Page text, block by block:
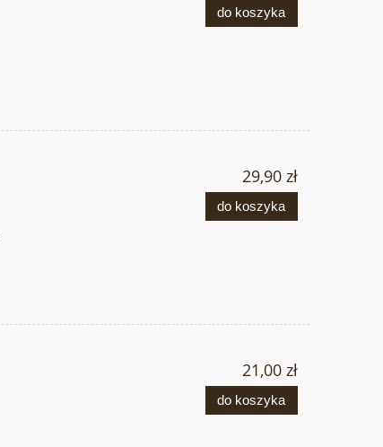
do koszyka
29,90 zł
do koszyka
21,00 zł
do koszyka